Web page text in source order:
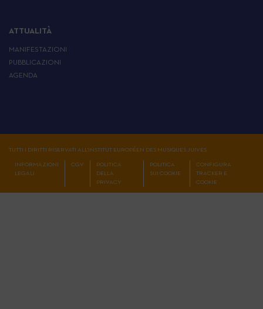
ATTUALITÀ
MANIFESTAZIONI
PUBBLICAZIONI
AGENDA
TUTTI I DIRITTI RISERVATI ALL'INSTITUT EUROPÉEN DES MUSIQUES JUIVES
INFORMAZIONI
LEGALI
CGV
POLITICA
DELLA
PRIVACY
POLITICA
SUI COOKIE
CONFIGURA
TRACKER E
COOKIE